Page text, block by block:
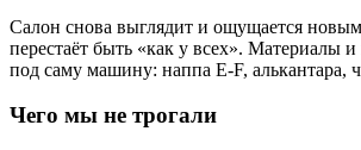
Салон снова выглядит и ощущается
перестаёт быть «как у всех». Материалы
под саму машину: наппа E-F, алькантара,
Чего мы не трогали